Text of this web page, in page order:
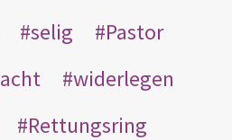
selig
Pastor
acht
widerlegen
Rettungsring